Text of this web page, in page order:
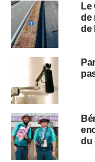
Le
de
de
du